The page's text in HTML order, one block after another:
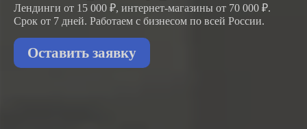
Лендинги от 15 000 ₽, интернет-магазины от 70 000 ₽.
Срок от 7 дней. Работаем с бизнесом по всей России.
Оставить заявку